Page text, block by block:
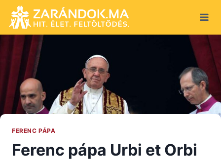
content
FERENC PÁPA
Ferenc pápa Urbi et Orbi